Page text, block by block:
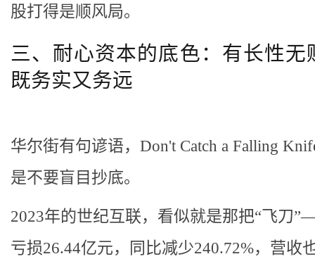
股打得是顺风局。
三、耐心资本的底色：有长性无
既务实又务远
华尔街有句谚语，Don't Catch a Falling
是不要盲目抄底。
2023年的世纪互联，看似就是那把“飞刀
亏损26.44亿元，同比减少240.72%，营收